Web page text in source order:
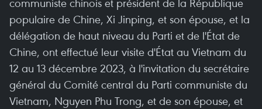
populaire de Chine, Xi Jinping, et son épouse, et la
délégation de haut niveau du Parti et de l'État de
Chine, ont effectué leur visite d'État au Vietnam du
12 au 13 décembre 2023, à l'invitation du secrétaire
général du Comité central du Parti communiste du
Vietnam, Nguyen Phu Trong, et de son épouse, et